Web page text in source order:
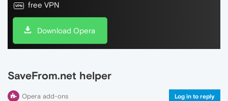
free VPN
Download Opera
SaveFrom.net helper
Opera add-ons Log in to reply